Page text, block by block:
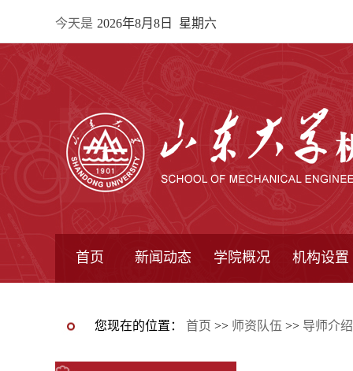
今天是 2026年8月8日 星期六
首页 新闻动态 学院概况 机构设置
您现在的位置： 首页 >> 师资队伍 >> 导师介绍